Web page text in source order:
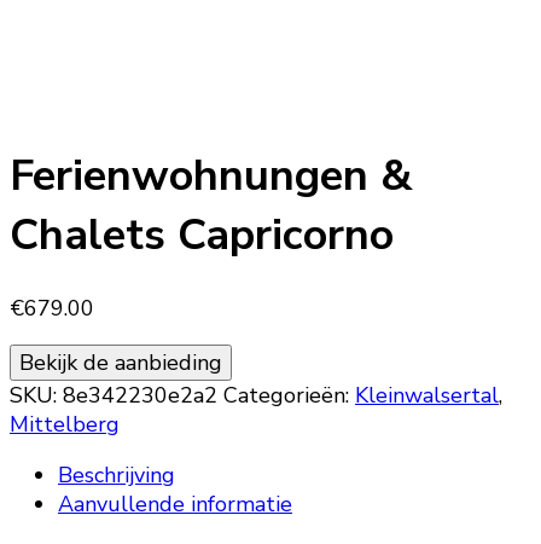
Ferienwohnungen &
Chalets Capricorno
€679.00
Bekijk de aanbieding
SKU: 8e342230e2a2 Categorieën: Kleinwalsertal,
Mittelberg
Beschrijving
Aanvullende informatie